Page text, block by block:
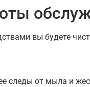
вы будете
следы от мыла и